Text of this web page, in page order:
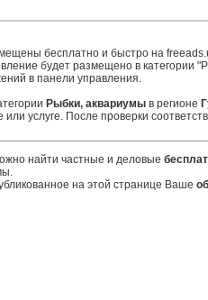
бесплатно и быстро на
будет размещено в категории
в панели управления.
Рыбки, аквариумыв регионе
услуге. После проверки
найти частные и деловые
на этой странице Ваше